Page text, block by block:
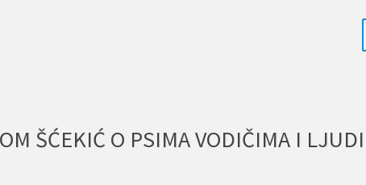
ŠĆEKIĆ O PSIMA VODIČIMA I